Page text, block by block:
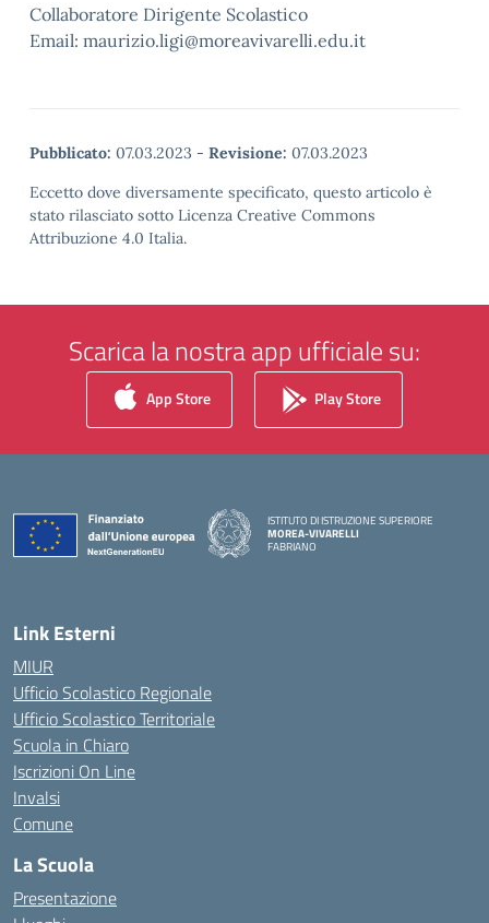
Collaboratore Dirigente Scolastico
Email: maurizio.ligi@moreavivarelli.edu.it
Pubblicato: 07.03.2023 - Revisione: 07.03.2023
Eccetto dove diversamente specificato, questo articolo è
stato rilasciato sotto Licenza Creative Commons
Attribuzione 4.0 Italia.
Scarica la nostra app ufficiale su:
App Store Play Store
ISTITUTO DI ISTRUZIONE SUPERIORE
MOREA-VIVARELLI
FABRIANO
Link Esterni
MIUR
Ufficio Scolastico Regionale
Ufficio Scolastico Territoriale
Scuola in Chiaro
Iscrizioni On Line
Invalsi
Comune
La Scuola
Presentazione